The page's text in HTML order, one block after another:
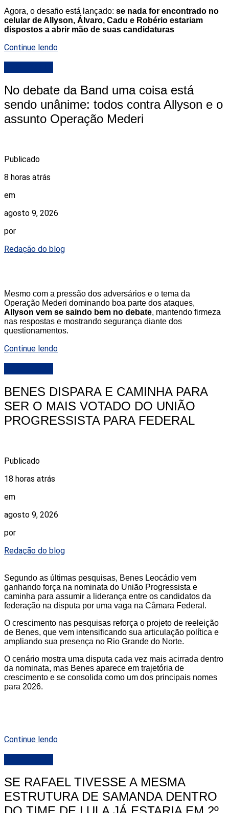
Agora, o desafio está lançado: se nada for encontrado no
celular de Allyson, Álvaro, Cadu e Robério estariam
dispostos a abrir mão de suas candidaturas
Continue lendo
No debate da Band uma coisa está
sendo unânime: todos contra Allyson e o
assunto Operação Mederi
Publicado
8 horas atrás
em
agosto 9, 2026
por
Redação do blog
Mesmo com a pressão dos adversários e o tema da
Operação Mederi dominando boa parte dos ataques,
Allyson vem se saindo bem no debate, mantendo firmeza
nas respostas e mostrando segurança diante dos
questionamentos.
Continue lendo
BENES DISPARA E CAMINHA PARA
SER O MAIS VOTADO DO UNIÃO
PROGRESSISTA PARA FEDERAL
Publicado
18 horas atrás
em
agosto 9, 2026
por
Redação do blog
Segundo as últimas pesquisas, Benes Leocádio vem
ganhando força na nominata do União Progressista e
caminha para assumir a liderança entre os candidatos da
federação na disputa por uma vaga na Câmara Federal.
O crescimento nas pesquisas reforça o projeto de reeleição
de Benes, que vem intensificando sua articulação política e
ampliando sua presença no Rio Grande do Norte.
O cenário mostra uma disputa cada vez mais acirrada dentro
da nominata, mas Benes aparece em trajetória de
crescimento e se consolida como um dos principais nomes
para 2026.
Continue lendo
SE RAFAEL TIVESSE A MESMA
ESTRUTURA DE SAMANDA DENTRO